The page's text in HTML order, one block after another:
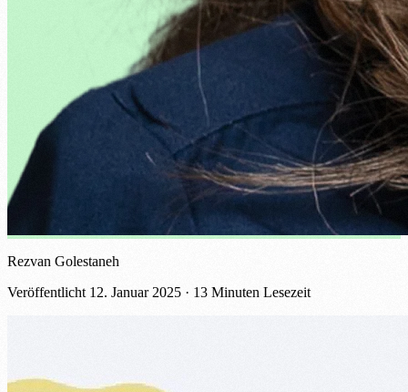
Rezvan Golestaneh
Veröffentlicht 12. Januar 2025 · 13 Minuten Lesezeit